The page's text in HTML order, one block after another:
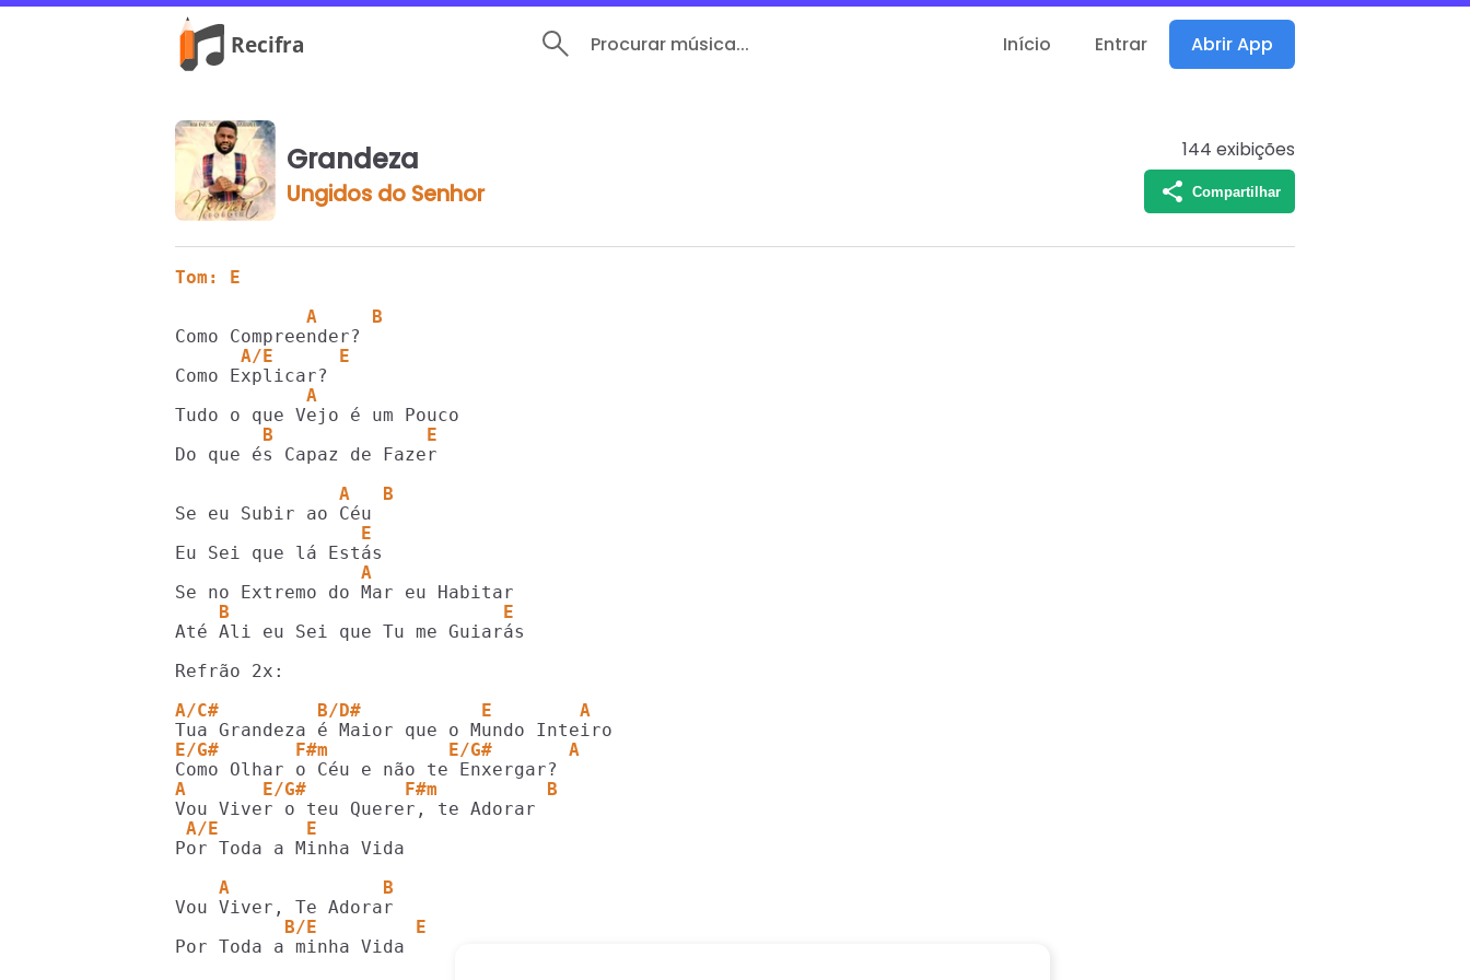
Procurar música... Início Entrar Abrir App
Grandeza
Ungidos do Senhor
144 exibições
Compartilhar
Tom: E
            A     B
      A/E      E
            A
        B              E
Do que és Capaz de Fazer
               A   B
                 E
                 A
    B                         E
Até Ali eu Sei que Tu me Guiarás
Refrão 2x:
A/C#         B/D#           E        A
E/G#       F#m           E/G#       A
A       E/G#         F#m          B
A/E        E
Por Toda a Minha Vida
    A              B
          B/E         E
Por Toda a minha Vida